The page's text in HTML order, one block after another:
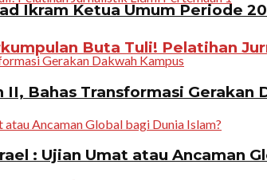
Buta Tuli! Pelatihan
Ikram Ketua Umum Periode
Bahas Transformasi Gerakan
: Ujian Umat atau Ancaman